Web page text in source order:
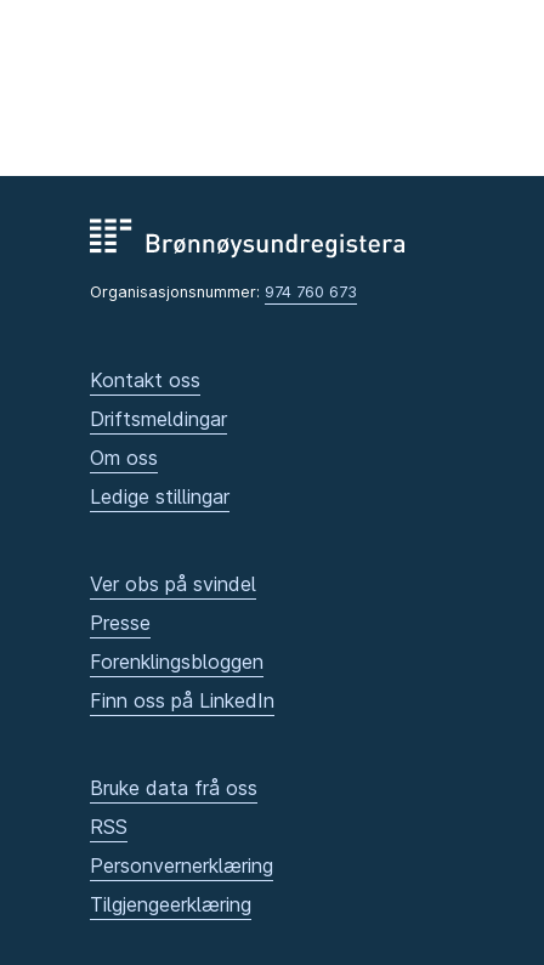
Organisasjonsnummer: 974 760 673
Kontakt oss
Driftsmeldingar
Om oss
Ledige stillingar
Ver obs på svindel
Presse
Forenklingsbloggen
Finn oss på LinkedIn
Bruke data frå oss
RSS
Personvernerklæring
Tilgjengeerklæring